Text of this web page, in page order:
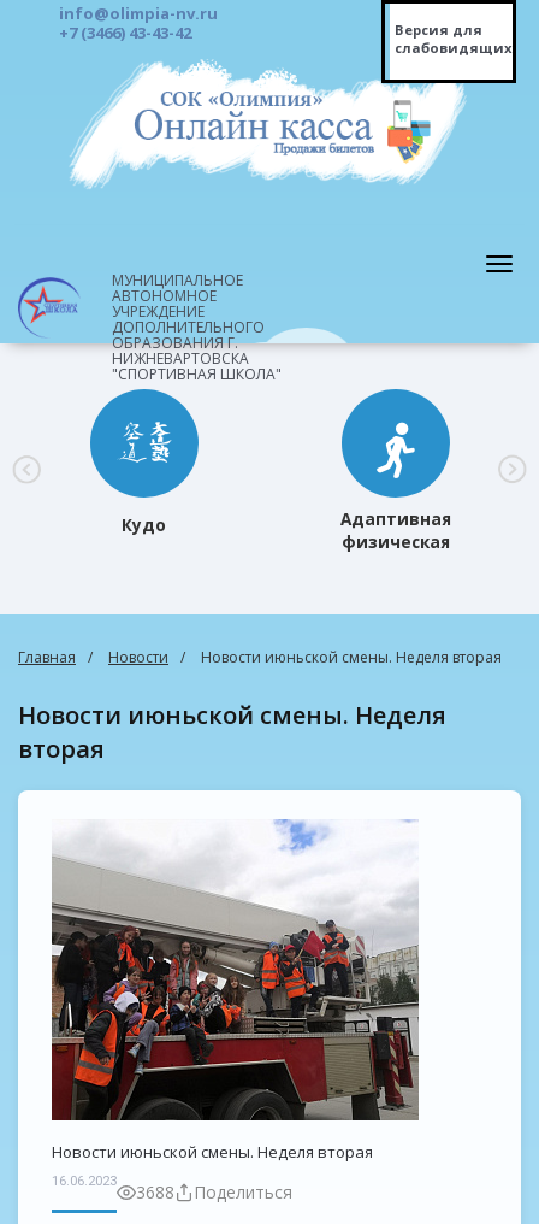
info@olimpia-nv.ru
+7 (3466) 43-43-42
Версия для
слабовидящих
МУНИЦИПАЛЬНОЕ
АВТОНОМНОЕ
УЧРЕЖДЕНИЕ
ДОПОЛНИТЕЛЬНОГО
ОБРАЗОВАНИЯ Г.
НИЖНЕВАРТОВСКА
"СПОРТИВНАЯ ШКОЛА"
Кудо
Адаптивная
физическая
Главная Новости Новости июньской смены. Неделя вторая
Новости июньской смены. Неделя
вторая
Новости июньской смены. Неделя вторая
16.06.2023 3688 Поделиться